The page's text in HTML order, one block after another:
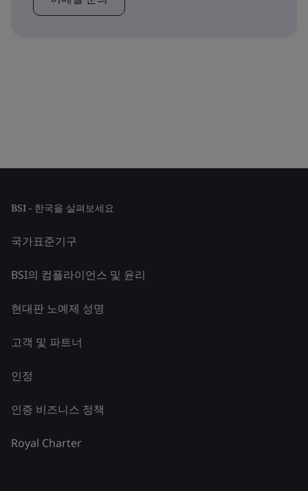
BSI - 한국을 살펴보세요
국가표준기구
BSI의 컴플라이언스 및 윤리
현대판 노예제 성명
고객 및 파트너
인정
인증 비즈니스 정책
Royal Charter